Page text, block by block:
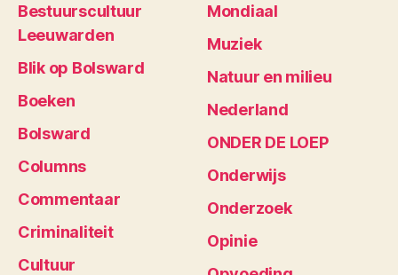
Bestuurscultuur
Leeuwarden
Blik op Bolsward
Boeken
Bolsward
Columns
Commentaar
Criminaliteit
Cultuur
Mondiaal
Muziek
Natuur en milieu
Nederland
ONDER DE LOEP
Onderwijs
Onderzoek
Opinie